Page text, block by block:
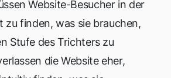
Website-Besucher in der
zu finden, was sie brauchen,
Stufe des Trichters zu
die Website eher,